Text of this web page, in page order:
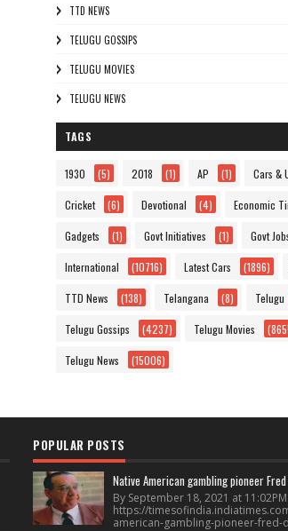
TTD NEWS
TELUGU GOSSIPS
TELUGU MOVIES
TELUGU NEWS
TAGS
1930 (5) 2018 (1) AP (1) Cars &
Cricket (6) Devotional (4) Economic
Gadgets (1) Govt Initiatives (1) Govt
International (10716) Latest Cars (1896)
TTD News (138) Telangana (8) Telugu
Telugu Gossips (4237) Telugu Movies
Telugu News (15006)
POPULAR POSTS
Native American gambling pioneer
By September 18, 2021 at
https://
american-gambling-pioneer-fred-